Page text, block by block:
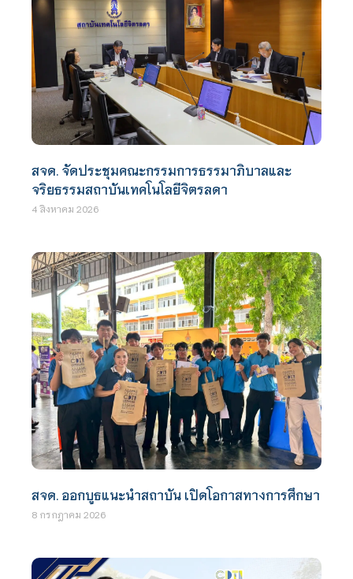
สจด. จัดประชุมคณะกรรมการธรรมาภิบาลและ
จริยธรรมสถาบันเทคโนโลยีจิตรลดา
4 สิงหาคม 2026
สจด. ออกบูธแนะนำสถาบัน เปิดโอกาสทางการศึกษา
8 กรกฎาคม 2026